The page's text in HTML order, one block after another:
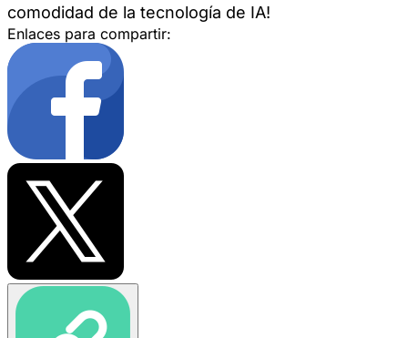
comodidad de la tecnología de IA!
Enlaces para compartir: